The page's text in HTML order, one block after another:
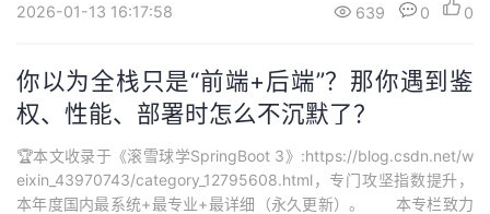
习。...
2026-01-13 16:17:58 639 0 0
你以为全栈只是“前端+后端”？那你遇到鉴
权、性能、部署时怎么不沉默了？
🏆本文收录于《滚雪球学SpringBoot 3》:https://blog.csdn.net/w
eixin_43970743/category_12795608.html，专门攻坚指数提升，
本年度国内最系统+最专业+最详细（永久更新）。 本专栏致力